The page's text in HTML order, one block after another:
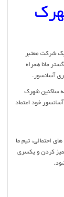
شرکت معتبر
مانا همراه
آسانسور.
ساکنین شهرک
خود اعتماد
احتمالی، تیم ما
کردن و یکسری